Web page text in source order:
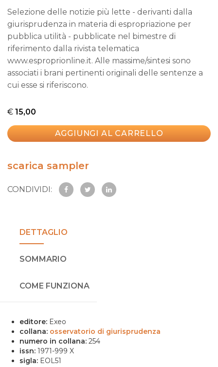
Selezione delle notizie più lette - derivanti dalla
giurisprudenza in materia di espropriazione per
pubblica utilità - pubblicate nel bimestre di
riferimento dalla rivista telematica
www.esproprionline.it. Alle massime/sintesi sono
associati i brani pertinenti originali delle sentenze a
cui esse si riferiscono.
€ 15,00
AGGIUNGI AL CARRELLO
scarica sampler
CONDIVIDI:
DETTAGLIO
SOMMARIO
COME FUNZIONA
editore: Exeo
collana: osservatorio di giurisprudenza
numero in collana: 254
issn: 1971-999 X
sigla: EOL51